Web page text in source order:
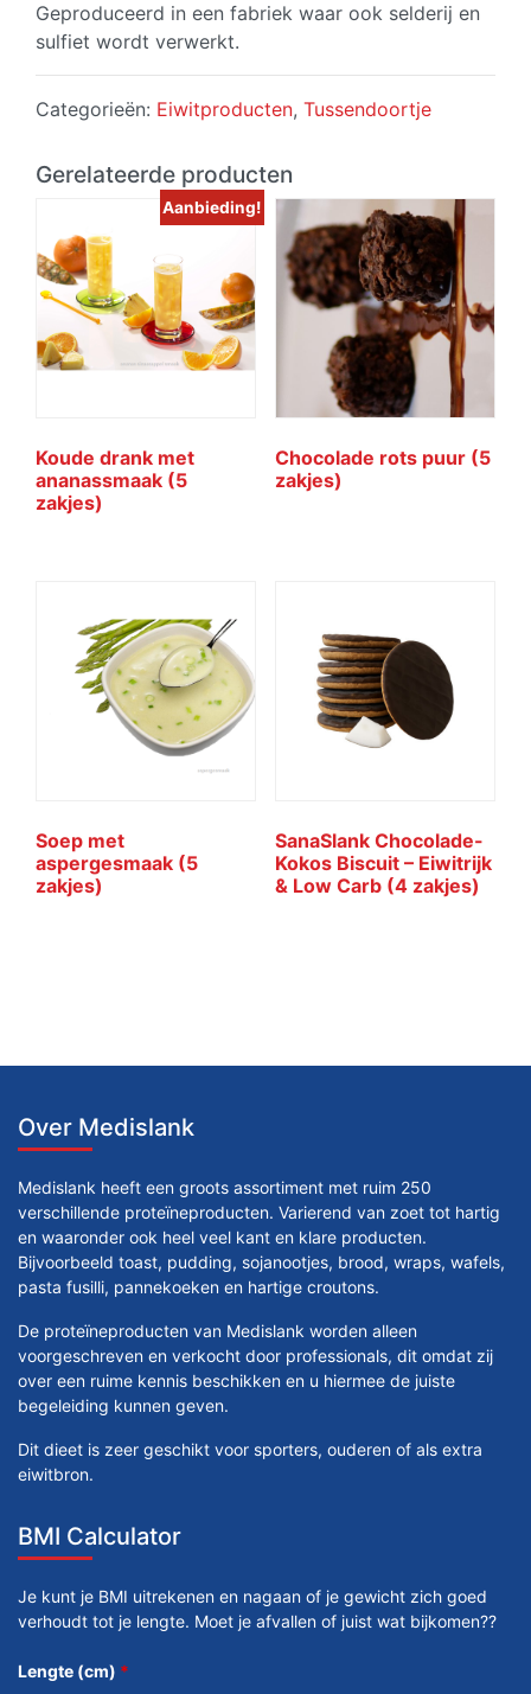
Geproduceerd in een fabriek waar ook selderij en
sulfiet wordt verwerkt.
Categorieën: Eiwitproducten, Tussendoortje
Gerelateerde producten
Aanbieding!
Koude drank met
ananassmaak (5
zakjes)
Chocolade rots puur (5
zakjes)
Soep met
aspergesmaak (5
zakjes)
SanaSlank Chocolade-
Kokos Biscuit – Eiwitrijk
& Low Carb (4 zakjes)
Over Medislank
Medislank heeft een groots assortiment met ruim 250
verschillende proteïneproducten. Varierend van zoet tot hartig
en waaronder ook heel veel kant en klare producten.
Bijvoorbeeld toast, pudding, sojanootjes, brood, wraps, wafels,
pasta fusilli, pannekoeken en hartige croutons.
De proteïneproducten van Medislank worden alleen
voorgeschreven en verkocht door professionals, dit omdat zij
over een ruime kennis beschikken en u hiermee de juiste
begeleiding kunnen geven.
Dit dieet is zeer geschikt voor sporters, ouderen of als extra
eiwitbron.
BMI Calculator
Je kunt je BMI uitrekenen en nagaan of je gewicht zich goed
verhoudt tot je lengte. Moet je afvallen of juist wat bijkomen??
Lengte (cm) *